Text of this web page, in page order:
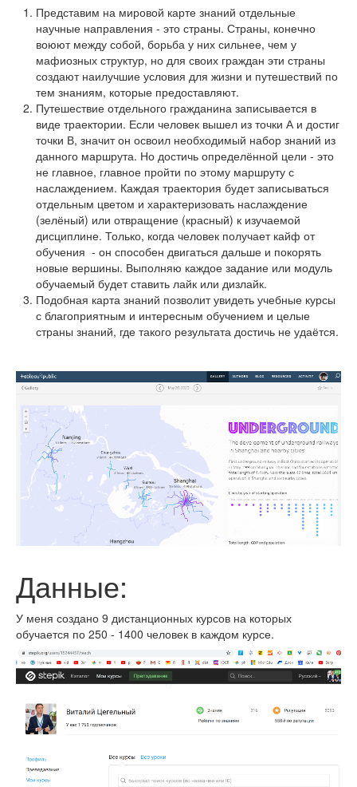
Представим на мировой карте знаний отдельные
научные направления - это страны. Страны, конечно
воюют между собой, борьба у них сильнее, чем у
мафиозных структур, но для своих граждан эти страны
создают наилучшие условия для жизни и путешествий по
тем знаниям, которые предоставляют.
Путешествие отдельного гражданина записывается в
виде траектории. Если человек вышел из точки А и достиг
точки В, значит он освоил необходимый набор знаний из
данного маршрута. Но достичь определённой цели - это
не главное, главное пройти по этому маршруту с
наслаждением. Каждая траектория будет записываться
отдельным цветом и характеризовать наслаждение
(зелёный) или отвращение (красный) к изучаемой
дисциплине. Только, когда человек получает кайф от
обучения - он способен двигаться дальше и покорять
новые вершины. Выполняю каждое задание или модуль
обучаемый будет ставить лайк или дизлайк.
Подобная карта знаний позволит увидеть учебные курсы
с благоприятным и интересным обучением и целые
страны знаний, где такого результата достичь не удаётся.
Данные:
У меня создано 9 дистанционных курсов на которых
обучается по 250 - 1400 человек в каждом курсе.